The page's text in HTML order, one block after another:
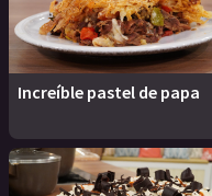
Increíble pastel de papa